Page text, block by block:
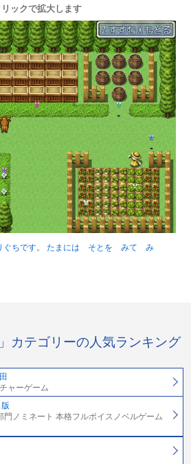
リックで拡大します
ちです。 たまには そとを みて み
カテゴリーの人気ランキング
ャーゲーム
門ノミネート 本格フルボイスノベルゲーム